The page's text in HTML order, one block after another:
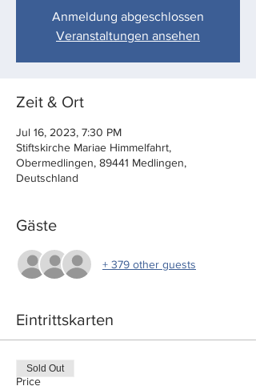
Anmeldung abgeschlossen
Veranstaltungen ansehen
Zeit & Ort
Jul 16, 2023, 7:30 PM
Stiftskirche Mariae Himmelfahrt,
Obermedlingen, 89441 Medlingen,
Deutschland
Gäste
+ 379 other guests
Eintrittskarten
Price
Sold Out